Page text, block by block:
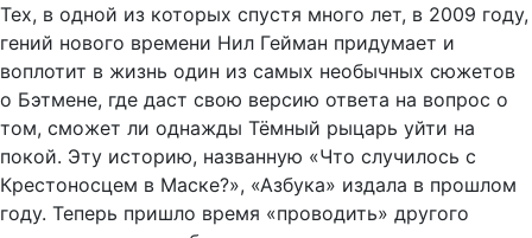
Тех, в одной из которых спустя много лет, в 2009 году,
гений нового времени Нил Гейман придумает и
воплотит в жизнь один из самых необычных сюжетов
о Бэтмене, где даст свою версию ответа на вопрос о
том, сможет ли однажды Тёмный рыцарь уйти на
покой. Эту историю, названную «Что случилось с
Крестоносцем в Маске?», «Азбука» издала в прошлом
году. Теперь пришло время «проводить» другого